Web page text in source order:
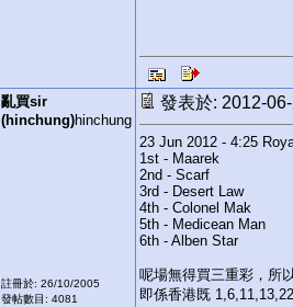
亂買sir
(hinchung)hinchung
註冊於: 26/10/2005
發帖數目: 4081
發表於: 2012-
23 Jun 2012 - 4:25
1st - Maarek
2nd - Scarf
3rd - Desert Law
4th - Colonel Mak
5th - Medicean Man
6th - Alben Star
呢場無得買三重彩，所
即係香港既